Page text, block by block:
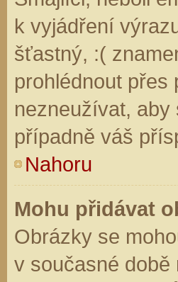
k vyjádření
šťastný, :(
prohlédnout
nezneužívat,
případně váš
Nahoru
Mohu přidávat
Obrázky se
v současné